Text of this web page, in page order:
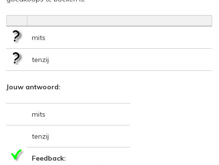
mits
tenzij
Jouw antwoord:
mits
tenzij
Feedback: